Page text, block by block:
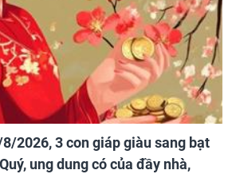
2026, 3 con giáp giàu sang bạt
ung dung có của đầy nhà,